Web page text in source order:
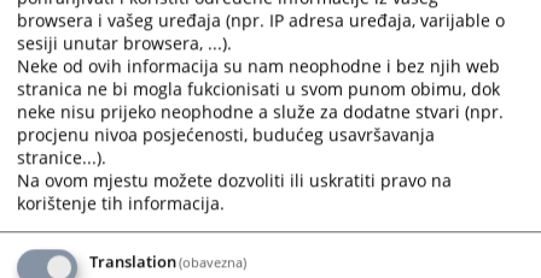
могућностима односно одлукама надлежних тијела којима се
ограничава раст броја запослених лица у државним институцијама,
иако потребе превазилазе тренутни број запослених. Имајући у
виду обим и комплексност послова, управо је недовољна
кадровска попуњеност један од највећих изазова са којима се
Секретаријат суочава у обављању својих функција.
151
browsera i vašeg uređaja (npr. IP adresa uređaja, varijable o
sesiji unutar browsera, ...).
Neke od ovih informacija su nam neophodne i bez njih web
stranica ne bi mogla fukcionisati u svom punom obimu, dok
neke nisu prijeko neophodne a služe za dodatne stvari (npr.
procjenu nivoa posjećenosti, budućeg usavršavanja
stranice...).
Na ovom mjestu možete dozvoliti ili uskratiti pravo na
korištenje tih informacija.
Translation(obavezna)